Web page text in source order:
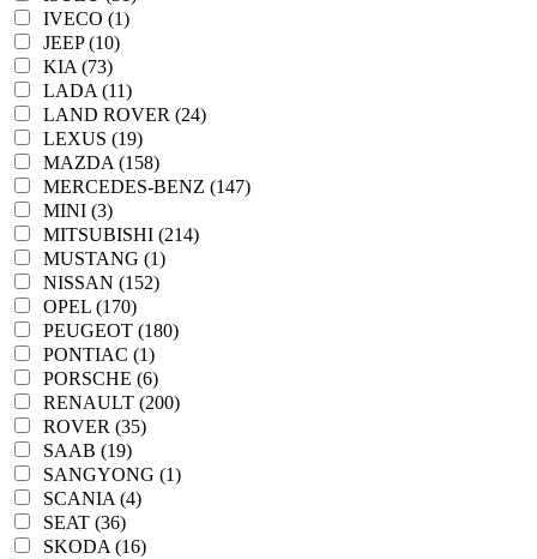
IVECO (1)
JEEP (10)
KIA (73)
LADA (11)
LAND ROVER (24)
LEXUS (19)
MAZDA (158)
MERCEDES-BENZ (147)
MINI (3)
MITSUBISHI (214)
MUSTANG (1)
NISSAN (152)
OPEL (170)
PEUGEOT (180)
PONTIAC (1)
PORSCHE (6)
RENAULT (200)
ROVER (35)
SAAB (19)
SANGYONG (1)
SCANIA (4)
SEAT (36)
SKODA (16)